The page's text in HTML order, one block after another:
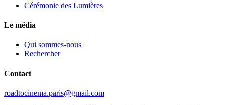
Cérémonie des Lumières
Le média
Qui sommes-nous
Rechercher
Contact
roadtocinema.paris@gmail.com